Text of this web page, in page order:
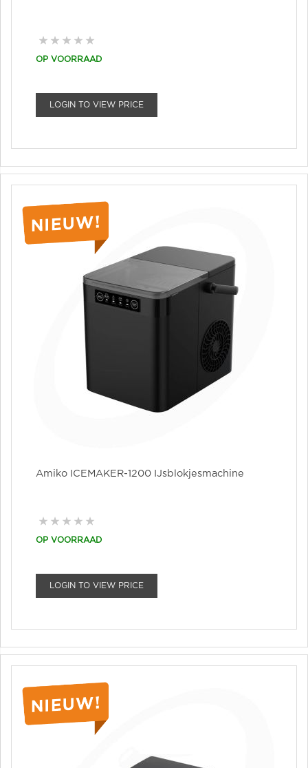
OP VOORRAAD
LOGIN TO VIEW PRICE
Amiko ICEMAKER-1200 IJsblokjesmachine
OP VOORRAAD
LOGIN TO VIEW PRICE